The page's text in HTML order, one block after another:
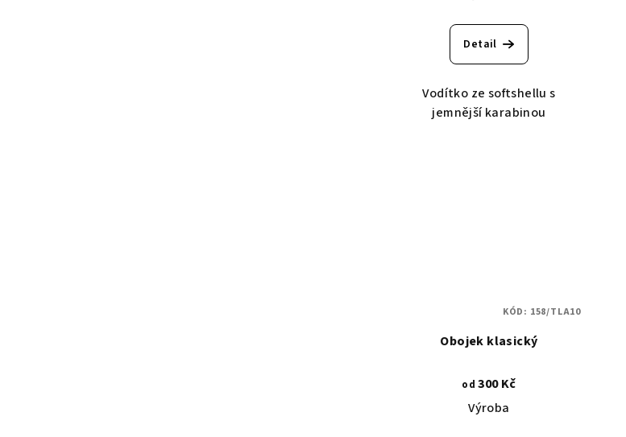
Detail
Vodítko ze softshellu s
jemnější karabinou
Obojek klasický
od 300 Kč
Výroba
KÓD: 158/TLA10